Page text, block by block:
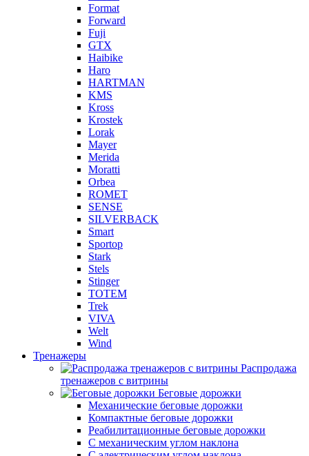
Format
Forward
Fuji
GTX
Haibike
Haro
HARTMAN
KMS
Kross
Krostek
Lorak
Mayer
Merida
Moratti
Orbea
ROMET
SENSE
SILVERBACK
Smart
Sportop
Stark
Stels
Stinger
TOTEM
Trek
VIVA
Welt
Wind
Тренажеры
Распродажа
тренажеров с витрины
Беговые дорожки
Механические беговые дорожки
Компактные беговые дорожки
Реабилитационные беговые дорожки
С механическим углом наклона